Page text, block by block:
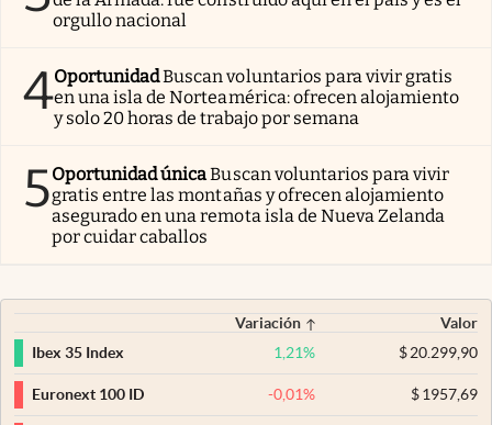
orgullo nacional
4OportunidadBuscan voluntarios para vivir gratis
en una isla de Norteamérica: ofrecen alojamiento
y solo 20 horas de trabajo por semana
5Oportunidad únicaBuscan voluntarios para vivir
gratis entre las montañas y ofrecen alojamiento
asegurado en una remota isla de Nueva Zelanda
por cuidar caballos
Variación
Valor
Ibex 35 Index
1,21% $20.299,90
Euronext 100 ID -0,01% $1957,69